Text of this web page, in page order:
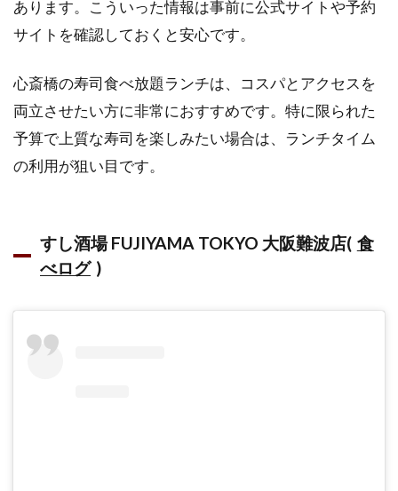
あります。こういった情報は事前に公式サイトや予約
サイトを確認しておくと安心です。
心斎橋の寿司食べ放題ランチは、コスパとアクセスを
両立させたい方に非常におすすめです。特に限られた
予算で上質な寿司を楽しみたい場合は、ランチタイム
の利用が狙い目です。
すし酒場 FUJIYAMA TOKYO 大阪難波店( 食
べログ )